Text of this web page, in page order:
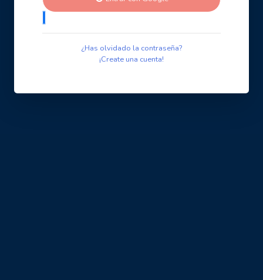
¿Has olvidado la contraseña?
¡Create una cuenta!